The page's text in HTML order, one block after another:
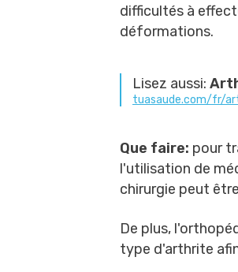
difficultés à
déformations.
Lisez aussi:
tuasaude.com/fr/
Que faire: pour
l'utilisation de
chirurgie peut
De plus,
type d'arthrite